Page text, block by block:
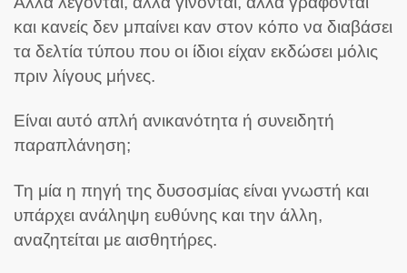
και κανείς δεν μπαίνει καν στον κόπο να διαβάσει
τα δελτία τύπου που οι ίδιοι είχαν εκδώσει μόλις
πριν λίγους μήνες.
Είναι αυτό απλή ανικανότητα ή συνειδητή
παραπλάνηση;
Τη μία η πηγή της δυσοσμίας είναι γνωστή και
υπάρχει ανάληψη ευθύνης και την άλλη,
αναζητείται με αισθητήρες.